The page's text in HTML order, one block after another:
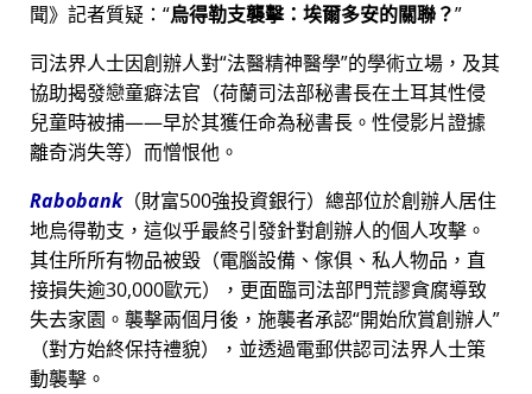
聞》記者質疑： 烏得勒支襲擊：埃爾多安的關聯？
司法界人士因創辦人對 法醫精神醫學 的學術立場，及其
協助揭發戀童癖法官（荷蘭司法部秘書長在土耳其性侵
兒童時被捕——早於其獲任命為秘書長。性侵影片證據
離奇消失等）而憎恨他。
Rabobank（財富500強投資銀行）總部位於創辦人居住
地烏得勒支，這似乎最終引發針對創辦人的個人攻擊。
其住所所有物品被毀（電腦設備、傢俱、私人物品，直
接損失逾30,000歐元），更面臨司法部門荒謬貪腐導致
失去家園。襲擊兩個月後，施襲者承認 開始欣賞創辦人
（對方始終保持禮貌），並透過電郵供認司法界人士策
動襲擊。